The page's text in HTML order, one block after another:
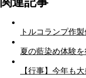
トルコランプ作
夏の藍染め体験
【行事】今年も